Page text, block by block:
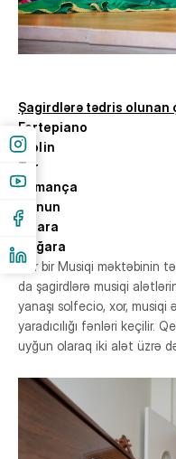
Şagirdlərə tədris olunan
Fortepiano
Violin
Tar
Kamança
Qanun
Gitara
Nağara
Hər bir Musiqi məktəbinin
da şagirdlərə musiqi
yanaşı solfecio, xor, musiqi
yaradıcılığı fənləri keçilir.
uyğun olaraq iki alət üzrə